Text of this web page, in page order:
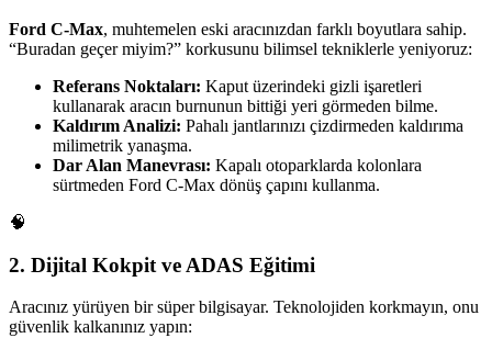
Ford C-Max, muhtemelen eski aracınızdan farklı boyutlara sahip.
“Buradan geçer miyim?” korkusunu bilimsel tekniklerle yeniyoruz:
Referans Noktaları: Kaput üzerindeki gizli işaretleri
kullanarak aracın burnunun bittiği yeri görmeden bilme.
Kaldırım Analizi: Pahalı jantlarınızı çizdirmeden kaldırıma
milimetrik yanaşma.
Dar Alan Manevrası: Kapalı otoparklarda kolonlara
sürtmeden Ford C-Max dönüş çapını kullanma.
🧠
2. Dijital Kokpit ve ADAS Eğitimi
Aracınız yürüyen bir süper bilgisayar. Teknolojiden korkmayın, onu
güvenlik kalkanınız yapın: